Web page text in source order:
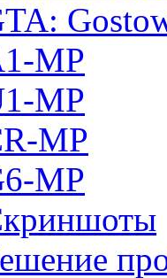
MP
MP
MP
MP